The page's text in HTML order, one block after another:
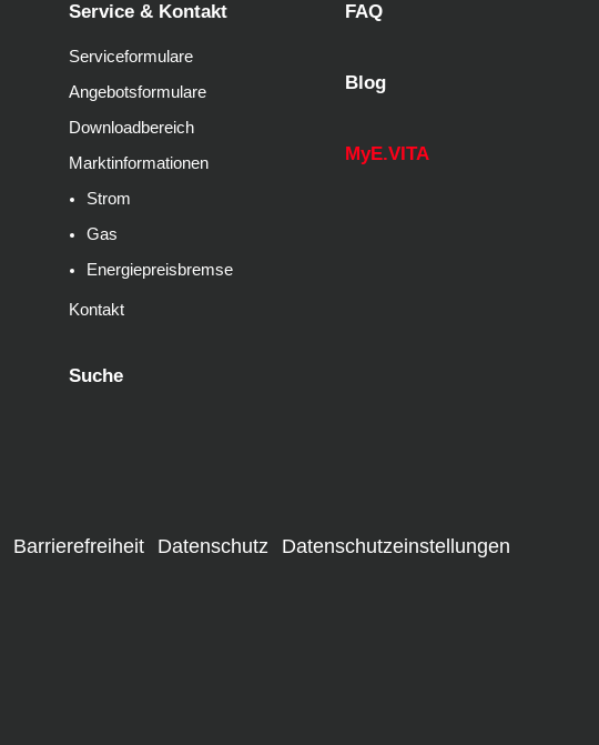
Service & Kontakt
Serviceformulare
Angebotsformulare
Downloadbereich
Marktinformationen
Strom
Gas
Energiepreisbremse
Kontakt
Suche
FAQ
Blog
MyE.VITA
Barrierefreiheit Datenschutz Datenschutzeinstellungen